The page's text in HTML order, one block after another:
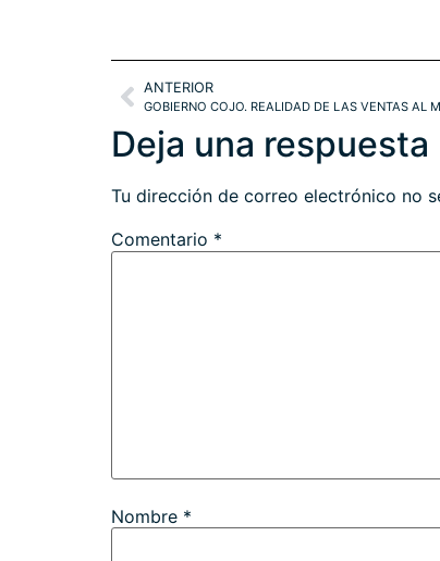
ANTERIOR
GOBIERNO COJO. REALIDAD DE LAS VENTAS AL
Deja una respuesta
Tu dirección de correo electrónico no
Comentario *
Nombre *